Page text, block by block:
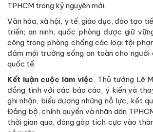
TPHCM trong kỷ nguyên mới.
Văn hóa, xã hội, y tế, giáo dục, đào tạo
triển; an ninh, quốc phòng được giữ
công trong phòng chống các loại tội
đảm môi trường sống an toàn cho người
quốc tế.
Kết luận cuộc làm việc, Thủ tướng Lê
đồng tình với các báo cáo, ý kiến và
ghi nhận, biểu dương những nỗ lực, kết
Đảng bộ, chính quyền và nhân dân
thời gian qua, đóng góp tích cực vào